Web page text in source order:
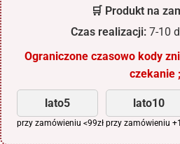
🛒 Produkt na
Czas realizacji: 7-10
Ograniczone czasowo kody
czekanie
lato5
przy zamówieniu <99zł
lato10
przy zamówieniu